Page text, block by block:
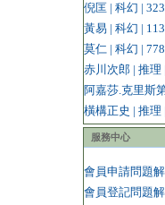
倪匡 | 科幻 |
黃易 | 科幻 |
莫仁 | 科幻 |
赤川次郎 | 推理
阿嘉莎.克里斯
橫構正史 | 推理
服務中心
會員申請問題
會員登記問題